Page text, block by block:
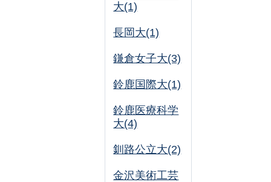
大(1)
長岡大(1)
鎌倉女子大(3)
鈴鹿国際大(1)
鈴鹿医療科学
大(4)
釧路公立大(2)
金沢美術工芸